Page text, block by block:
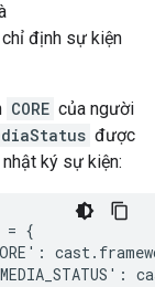
định sự kiện
CORE của người
được
ký sự kiện:
= {